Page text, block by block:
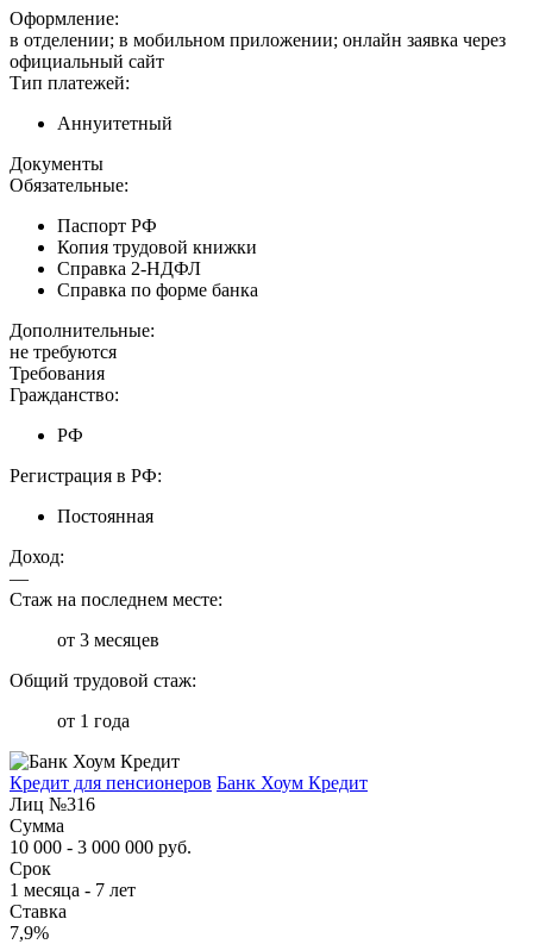
Оформление:
в отделении; в мобильном приложении; онлайн заявка через
официальный сайт
Тип платежей:
Аннуитетный
Документы
Обязательные:
Паспорт РФ
Копия трудовой книжки
Справка 2-НДФЛ
Справка по форме банка
Дополнительные:
не требуются
Требования
Гражданство:
РФ
Регистрация в РФ:
Постоянная
Доход:
—
Стаж на последнем месте:
от 3 месяцев
Общий трудовой стаж:
от 1 года
Кредит для пенсионеров Банк Хоум Кредит
Лиц №316
Сумма
10 000 - 3 000 000 руб.
Срок
1 месяца - 7 лет
Ставка
7,9%